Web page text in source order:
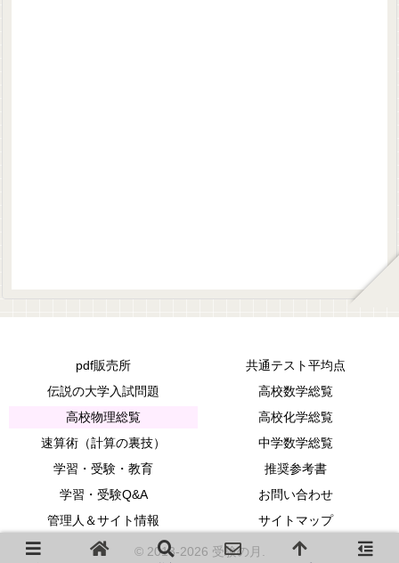
pdf販売所
共通テスト平均点
伝説の大学入試問題
高校数学総覧
高校物理総覧
高校化学総覧
速算術（計算の裏技）
中学数学総覧
学習・受験・教育
推奨参考書
学習・受験Q&A
お問い合わせ
管理人＆サイト情報
サイトマップ
© 2013-2026 受験の月.